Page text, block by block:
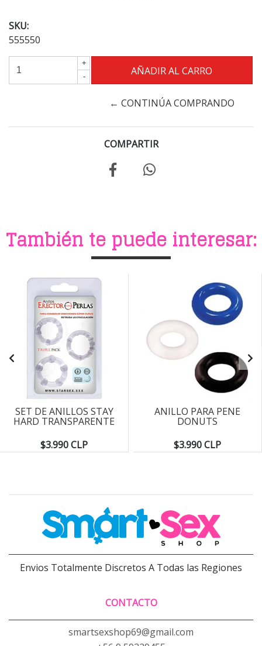
SKU:
555550
+
-
← CONTINÚA COMPRANDO
COMPARTIR
También te puede interesar:
SET DE ANILLOS STAY
HARD TRANSPARENTE
$3.990 CLP
ANILLO PARA PENE
DONUTS
$3.990 CLP
Envios Totalmente Discretos A Todas las Regiones
CONTACTO
smartsexshop69@gmail.com